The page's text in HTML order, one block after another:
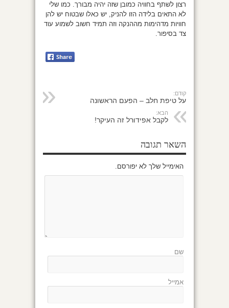
רצון לשתף בחוויה כמובן שזה יהיה מבורך. כמו שלי
לא התאים בלידה הזו להניק, יש כאלו שבטוח יש להן
חוויות מדהימות מההנקה וזה תמיד חשוב לשמוע עוד
צד בסיפור.
קודם:
על טיפת חלב – הפעם הראשונה
הבא:
לקבל אפידורל זה העיקר!
השאר תגובה
האימייל שלך לא יפורסם.
שם
אמייל